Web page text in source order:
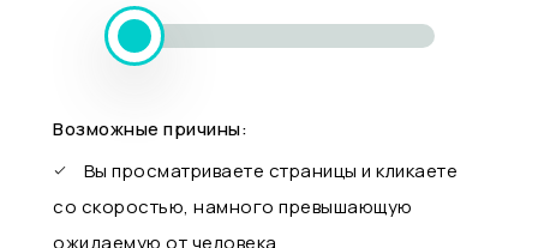
Возможные причины:
Вы просматриваете страницы и кликаете
со скоростью, намного превышающую
ожидаемую от человека